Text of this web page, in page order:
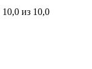
10,0 из 10,0